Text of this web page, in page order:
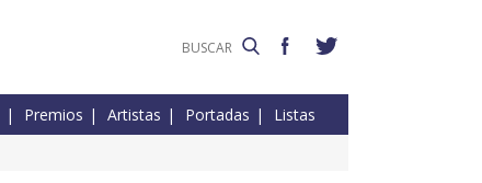
Premios Artistas Portadas Listas